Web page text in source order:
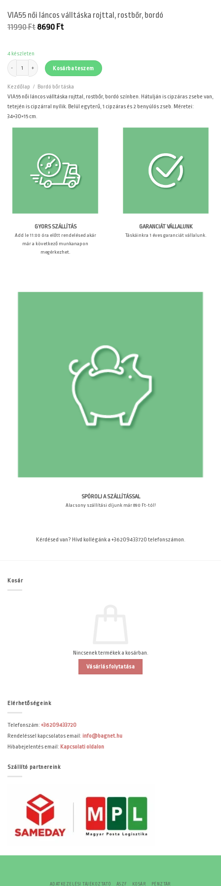
VIA55 női láncos válltáska rojttal, rostbőr, bordó
11990Ft Original
8690 FtCurrent
4 készleten
VIA55 női láncos válltáska rojttal, rostbőr, bordó mennyiség
Kosárba teszem
Kezdőlap / Bordó bőr táska
VIA55 női láncos válltáska rojttal, rostbőr, bordó színben. Hátulján is cipzáras zsebe van,
tetején is cipzárral nyílik. Belül egyterű, 1 cipzáras és 2 benyúlós zseb. Méretei:
34×30×15 cm.
GYORS SZÁLLÍTÁS
Add le 11:00 óra előtt rendelésed akár
már a következő munkanapon
megérkezhet.
GARANCIÁT VÁLLALUNK
Táskáinkra 1 éves garanciát vállalunk.
SPÓROLJ A SZÁLLÍTÁSSAL
Alacsony szállítási díjunk már 890 Ft-tól!
Kérdésed van? Hívd kollégánk a +36209433720 telefonszámon.
Kosár
Nincsenek termékek a kosárban.
Vásárlás folytatása
Elérhetőségeink
Telefonszám: +36209433720
Rendeléssel kapcsolatos email: info@bagnet.hu
Hibabejelentés email: Kapcsolati oldalon
Szállító partnereink
ADATKEZELÉSI TÁJÉKOZTATÓ ÁSZF KOSÁR PÉNZTÁR